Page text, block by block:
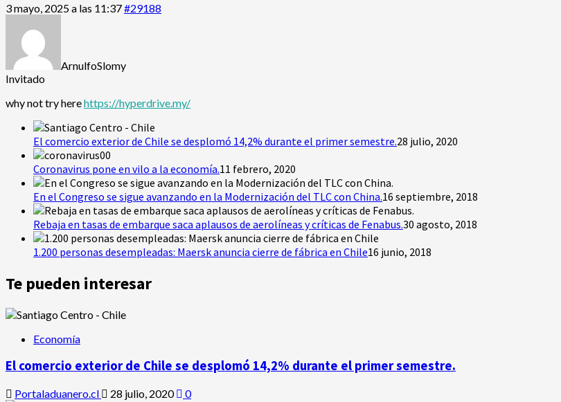
3 mayo, 2025 a las 11:37#29188
ArnulfoSlomy
Invitado
why not try herehttps://hyperdrive.my/
El comercio exterior de Chile se desplomó 14,2% durante el primer semestre.28 julio, 2020
Coronavirus pone en vilo a la economía.11 febrero, 2020
En el Congreso se sigue avanzando en la Modernización del TLC con China.16 septiembre, 2018
Rebaja en tasas de embarque saca aplausos de aerolíneas y críticas de Fenabus.30 agosto, 2018
1.200 personas desempleadas: Maersk anuncia cierre de fábrica en Chile16 junio, 2018
Te pueden interesar
Economía
El comercio exterior de Chile se desplomó 14,2% durante el primer semestre.
Portaladuanero.cl 28 julio, 2020 0